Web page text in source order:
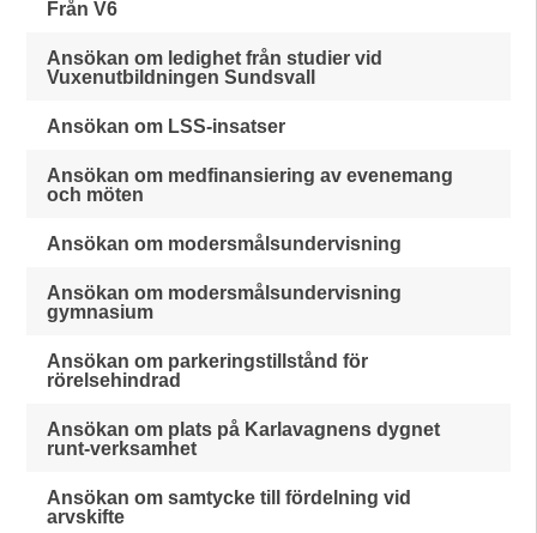
Från V6
Ansökan om ledighet från studier vid
Vuxenutbildningen Sundsvall
Ansökan om LSS-insatser
Ansökan om medfinansiering av evenemang
och möten
Ansökan om modersmålsundervisning
Ansökan om modersmålsundervisning
gymnasium
Ansökan om parkeringstillstånd för
rörelsehindrad
Ansökan om plats på Karlavagnens dygnet
runt-verksamhet
Ansökan om samtycke till fördelning vid
arvskifte